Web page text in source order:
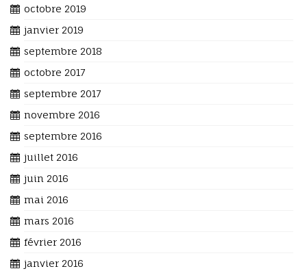
octobre 2019
janvier 2019
septembre 2018
octobre 2017
septembre 2017
novembre 2016
septembre 2016
juillet 2016
juin 2016
mai 2016
mars 2016
février 2016
janvier 2016